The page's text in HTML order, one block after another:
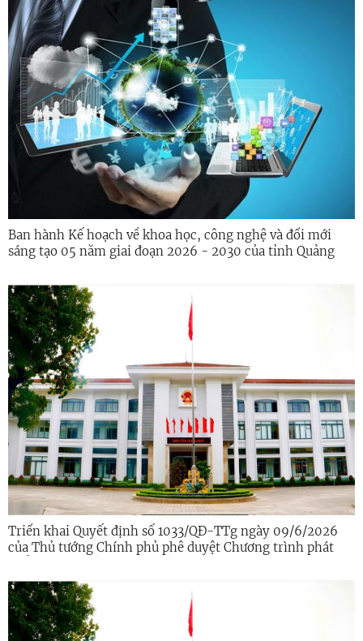
Ban hành Kế hoạch về khoa học, công nghệ và đổi mới
sáng tạo 05 năm giai đoạn 2026 - 2030 của tỉnh Quảng
Triển khai Quyết định số 1033/QĐ-TTg ngày 09/6/2026
của Thủ tướng Chính phủ phê duyệt Chương trình phát
địa bàn tỉnh Quảng Ngãi